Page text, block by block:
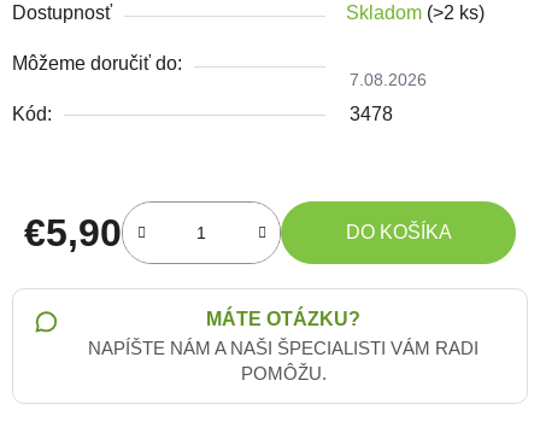
Dostupnosť Skladom (>2 ks)
Môžeme doručiť do:
7.08.2026
Kód: 3478
€5,90
Jednotková cena:
DO KOŠÍKA
MÁTE OTÁZKU?
NAPÍŠTE NÁM A NAŠI ŠPECIALISTI VÁM RADI
POMÔŽU.